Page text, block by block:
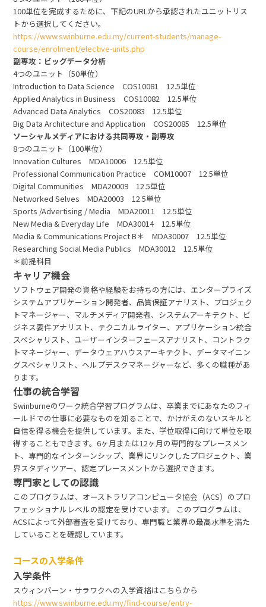
100単位を完成するために、下記のURLから承認されたユニットリス
トから選択してください。
https://www.swinburne.edu.my/current-students/manage-
course/enrolment/elective-units.php
副専攻：ビッグデータ分析
4つのユニット（50単位）
Introduction to Data Science COS10081 12.5単位
Applied Analytics in Business COS10082 12.5単位
Advanced Data Analytics COS20083 12.5単位
Big Data Architecture and Application COS20085 12.5単位
ソーシャルメディアにおける共同専攻・副専攻
8つのユニット（100単位）
Innovation Cultures MDA10006 12.5単位
Professional Communication Practice COM10007 12.5単位
Digital Communities MDA20009 12.5単位
Networked Selves MDA20003 12.5単位
Sports /Advertising / Media MDA20011 12.5単位
New Media & Everyday Life MDA30014 12.5単位
Media & Communications Project B＊ MDA30007 12.5単位
Researching Social Media Publics MDA30012 12.5単位
＊前提科目
キャリア機会
ソフトウェア開発の資格や経験をお持ちの方には、エンタープライズ
システムアプリケーション開発者、品質保証アナリスト、プロジェク
トマネージャー、マルチメディア開発者、システムアーキテクト、ビ
ジネス要件アナリスト、テクニカルライター、アプリケーション統合
スペシャリスト、ユーザーインターフェースアナリスト、コントラク
トマネージャー、データウェアハウスアーキテクト、データマイニン
グスペシャリスト、ヘルプデスクマネージャーなど、多くの職種があ
ります。
仕事の統合学習
Swinburneのワーク統合学習プログラムは、卒業までにあなたのフィ
ールドでの仕事に必要なものを知ることで、かけがえのないスキルと
自信を得る機会を提供しています。また、学位取得に向けて単位を取
得することもできます。6ヶ月または12ヶ月の専門的なプレースメン
ト、専門的なインターンシップ、業界にリンクしたプロジェクト、業
界スタディツアー、認定プレースメントから選択できます。
専門家としての認識
このプログラムは、オーストラリアコンピュータ協会（ACS）のプロ
フェッショナルレベルの認定を受けています。 このプログラムは、
ACSによって外部審査を受けており、専門職と業界の最高水準を満た
していることを確認しています。
コースの入学条件
入学条件
スウィンバーン・サラワクへの入学資格はこちらから
https://www.swinburne.edu.my/find-course/entry-